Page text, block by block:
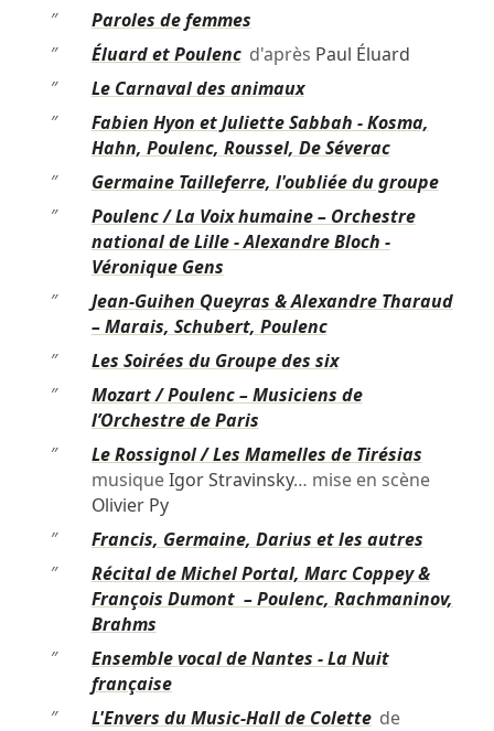
″
Paroles de femmes
″
Éluard et Poulencd'après Paul Éluard
″
Le Carnaval des animaux
″
Fabien Hyon et Juliette Sabbah - Kosma,
Hahn, Poulenc, Roussel, De Séverac
″
Germaine Tailleferre, l'oubliée du groupe
″
Poulenc / La Voix humaine – Orchestre
national de Lille - Alexandre Bloch -
Véronique Gens
″
Jean-Guihen Queyras & Alexandre Tharaud
– Marais, Schubert, Poulenc
″
Les Soirées du Groupe des six
″
Mozart / Poulenc – Musiciens de
l’Orchestre de Paris
″
Le Rossignol / Les Mamelles de Tirésias
musiqueIgor Stravinsky… mise en scène
Olivier Py
″
Francis, Germaine, Darius et les autres
″
Récital de Michel Portal, Marc Coppey &
François Dumont – Poulenc, Rachmaninov,
Brahms
″
Ensemble vocal de Nantes - La Nuit
française
″
L'Envers du Music-Hall de Colettede